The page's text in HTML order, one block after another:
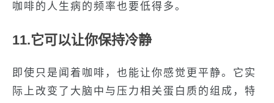
咖啡的人生病的频率也要低得多。
11.它可以让你保持冷静
即使只是闻着咖啡，也能让你感觉更平静。它实
际上改变了大脑中与压力相关蛋白质的组成，特